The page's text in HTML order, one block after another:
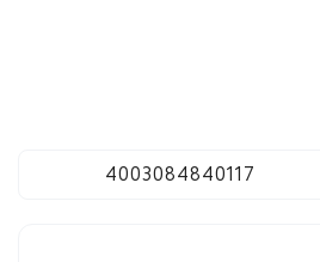
4003084840117